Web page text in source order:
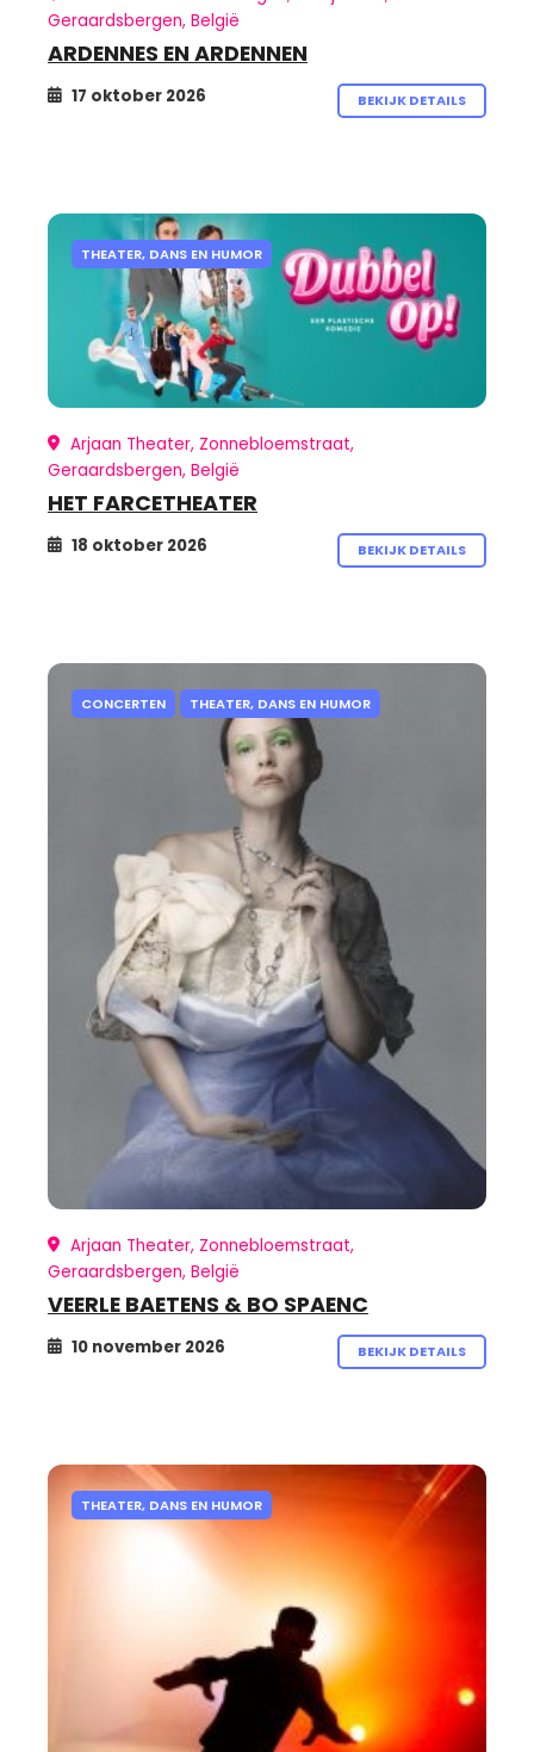
Geraardsbergen, België
ARDENNES EN ARDENNEN
17 oktober 2026 BEKIJK DETAILS
THEATER, DANS EN HUMOR
Arjaan Theater, Zonnebloemstraat,
Geraardsbergen, België
HET FARCETHEATER
18 oktober 2026 BEKIJK DETAILS
CONCERTEN THEATER, DANS EN HUMOR
Arjaan Theater, Zonnebloemstraat,
Geraardsbergen, België
VEERLE BAETENS & BO SPAENC
10 november 2026 BEKIJK DETAILS
THEATER, DANS EN HUMOR